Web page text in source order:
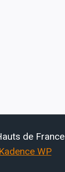
de
Kadence WP